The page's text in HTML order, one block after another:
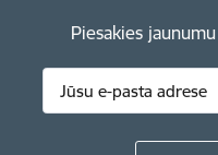
Piesakies